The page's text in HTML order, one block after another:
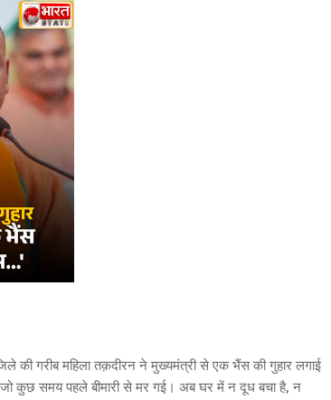
की गरीब महिला तक़दीरन ने मुख्यमंत्री से एक भैंस की गुहार लगाई
जो कुछ समय पहले बीमारी से मर गई। अब घर में न दूध बचा है, न